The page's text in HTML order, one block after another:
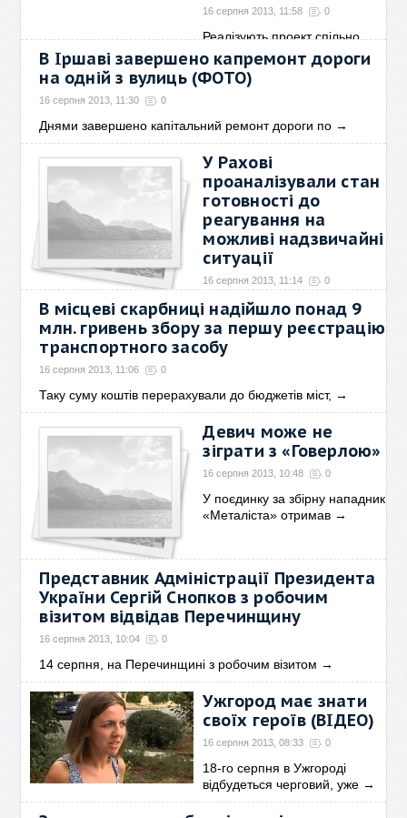
16 серпня 2013, 11:58 0
Реалізують проект спільно
силами міської ради та→
В Іршаві завершено капремонт дороги
на одній з вулиць (ФОТО)
16 серпня 2013, 11:30 0
Днями завершено капітальний ремонт дороги по →
У Рахові
проаналізували стан
готовності до
реагування на
можливі надзвичайні
ситуації
16 серпня 2013, 11:14 0
14 серпня при заступнику
голови→
В місцеві скарбниці надійшло понад 9
млн. гривень збору за першу реєстрацію
транспортного засобу
16 серпня 2013, 11:06 0
Таку суму коштів перерахували до бюджетів міст, →
Девич може не
зіграти з «Говерлою»
16 серпня 2013, 10:48 0
У поєдинку за збірну нападник
«Металіста» отримав →
Представник Адміністрації Президента
України Сергій Снопков з робочим
візитом відвідав Перечинщину
16 серпня 2013, 10:04 0
14 серпня, на Перечинщині з робочим візитом →
Ужгород має знати
своїх героїв (ВІДЕО)
16 серпня 2013, 08:33 0
18-го серпня в Ужгороді
відбудеться черговий, уже →